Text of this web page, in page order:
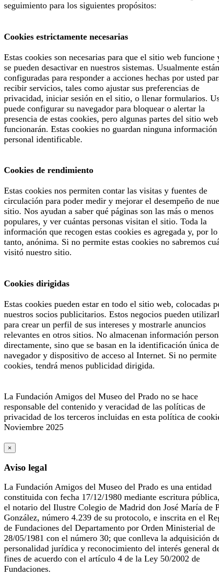
seguimiento para los siguientes propósitos:
Cookies estrictamente necesarias
Estas cookies son necesarias para que el sitio web funcione
se pueden desactivar en nuestros sistemas. Usualmente están
configuradas para responder a acciones hechas por usted
recibir servicios, tales como ajustar sus preferencias de
privacidad, iniciar sesión en el sitio, o llenar formularios.
puede configurar su navegador para bloquear o alertar la
presencia de estas cookies, pero algunas partes del sitio
funcionarán. Estas cookies no guardan ninguna información
personal identificable.
Cookies de rendimiento
Estas cookies nos permiten contar las visitas y fuentes de
circulación para poder medir y mejorar el desempeño de
sitio. Nos ayudan a saber qué páginas son las más o menos
populares, y ver cuántas personas visitan el sitio. Toda la
información que recogen estas cookies es agregada y, por lo
tanto, anónima. Si no permite estas cookies no sabremos
visitó nuestro sitio.
Cookies dirigidas
Estas cookies pueden estar en todo el sitio web, colocadas
nuestros socios publicitarios. Estos negocios pueden
para crear un perfil de sus intereses y mostrarle anuncios
relevantes en otros sitios. No almacenan información
directamente, sino que se basan en la identificación única
navegador y dispositivo de acceso al Internet. Si no permite
cookies, tendrá menos publicidad dirigida.
La Fundación Amigos del Museo del Prado no se hace
responsable del contenido y veracidad de las políticas de
privacidad de los terceros incluidas en esta política de
Noviembre 2025
×
Aviso legal
La Fundación Amigos del Museo del Prado es una entidad
constituida con fecha 17/12/1980 mediante escritura
el notario del Ilustre Colegio de Madrid don José María de
González, número 4.239 de su protocolo, e inscrita en el
de Fundaciones del Departamento por Orden Ministerial de
28/05/1981 con el número 30; que conlleva la adquisición
personalidad jurídica y reconocimiento del interés general
fines de acuerdo con el artículo 4 de la Ley 50/2002 de
Fundaciones.